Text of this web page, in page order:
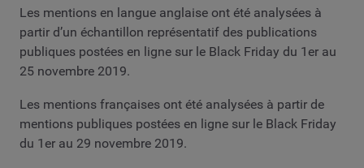
Les mentions en langue anglaise ont été analysées à
partir d’un échantillon représentatif des publications
publiques postées en ligne sur le Black Friday du 1er au
25 novembre 2019.
Les mentions françaises ont été analysées à partir de
mentions publiques postées en ligne sur le Black Friday
du 1er au 29 novembre 2019.